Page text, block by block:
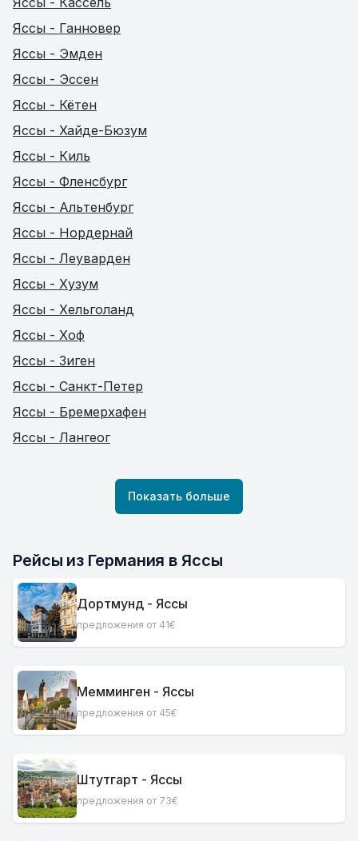
Яссы - Ганновер
Яссы - Эмден
Яссы - Эссен
Яссы - Кётен
Яссы - Хайде-Бюзум
Яссы - Киль
Яссы - Фленсбург
Яссы - Альтенбург
Яссы - Нордернай
Яссы - Леуварден
Яссы - Хузум
Яссы - Хельголанд
Яссы - Хоф
Яссы - Зиген
Яссы - Санкт-Петер
Яссы - Бремерхафен
Яссы - Лангеог
Показать больше
Рейсы из Германия в Яссы
Дортмунд - Яссы
предложения от 41€
Мемминген - Яссы
предложения от 45€
Штутгарт - Яссы
предложения от 73€